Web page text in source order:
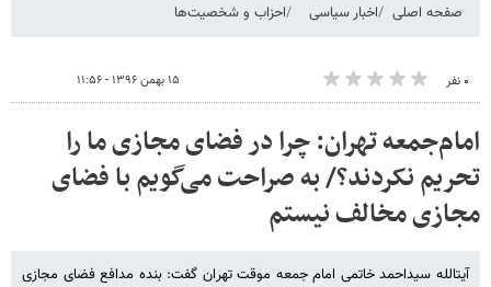
صفحه اصلی اخبار سیاسی احزاب و شخصیت‌ها
۰ نفر ۱۵ بهمن ۱۳۹۶ - ۱۱:۵۶
امام‌جمعه تهران: چرا در فضای مجازی ما را
تحریم نکردند؟/ به صراحت می‌گویم با فضای
مجازی مخالف نیستم
آیت‎الله سیداحمد خاتمی امام جمعه موقت تهران گفت: بنده مدافع فضای مجازی